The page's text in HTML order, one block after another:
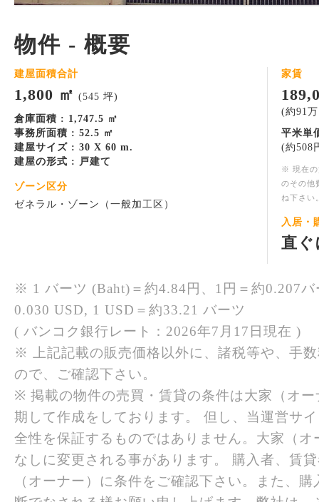
物件 - 概要
建屋面積合計
1,800 ㎡ (545 坪)
倉庫面積 : 1,747.5 ㎡
事務所面積 : 52.5 ㎡
建屋サイズ : 30 X 60 m.
建屋の形式 : 戸建て
ゾーン区分
ゼネラル・ゾーン（一般加工区）
家賃
(約91
平米単
(約508
※ 現在の
のその他
ね下さい
入居・
直ぐ
※ 1 バーツ (Baht)＝約4.84円、1円＝約0.207
0.030 USD, 1 USD＝約33.21 バーツ
( バンコク銀行レート：2026年7月17日現在 )
※ 上記記載の販売価格以外に、諸税等や、手
ので、ご確認下さい。
※ 掲載の物件の売買・賃貸の条件は大家（オ
期して作成をしております。 但し、当運営サ
全性を保証するものではありません。大家（
なしに変更される事があります。 購入者、賃
（オーナー）に条件をご確認下さい。また、